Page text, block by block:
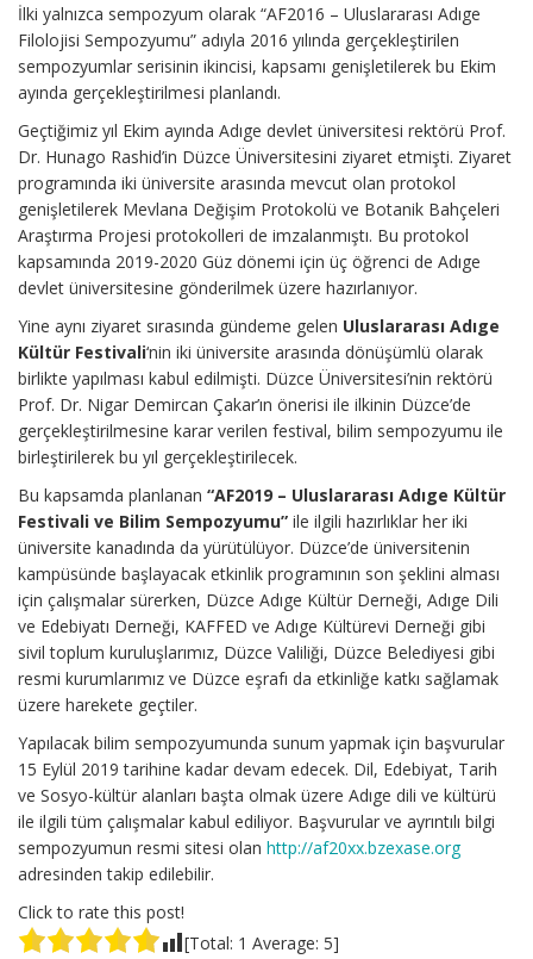
İlki yalnızca sempozyum olarak “AF2016 – Uluslararası Adıge
Filolojisi Sempozyumu” adıyla 2016 yılında gerçekleştirilen
sempozyumlar serisinin ikincisi, kapsamı genişletilerek bu Ekim
ayında gerçekleştirilmesi planlandı.
Geçtiğimiz yıl Ekim ayında Adıge devlet üniversitesi rektörü Prof.
Dr. Hunago Rashid’in Düzce Üniversitesini ziyaret etmişti. Ziyaret
programında iki üniversite arasında mevcut olan protokol
genişletilerek Mevlana Değişim Protokolü ve Botanik Bahçeleri
Araştırma Projesi protokolleri de imzalanmıştı. Bu protokol
kapsamında 2019-2020 Güz dönemi için üç öğrenci de Adıge
devlet üniversitesine gönderilmek üzere hazırlanıyor.
Yine aynı ziyaret sırasında gündeme gelen Uluslararası Adıge
Kültür Festivali‘nin iki üniversite arasında dönüşümlü olarak
birlikte yapılması kabul edilmişti. Düzce Üniversitesi’nin rektörü
Prof. Dr. Nigar Demircan Çakar’ın önerisi ile ilkinin Düzce’de
gerçekleştirilmesine karar verilen festival, bilim sempozyumu ile
birleştirilerek bu yıl gerçekleştirilecek.
Bu kapsamda planlanan “AF2019 – Uluslararası Adıge Kültür
Festivali ve Bilim Sempozyumu” ile ilgili hazırlıklar her iki
üniversite kanadında da yürütülüyor. Düzce’de üniversitenin
kampüsünde başlayacak etkinlik programının son şeklini alması
için çalışmalar sürerken, Düzce Adıge Kültür Derneği, Adıge Dili
ve Edebiyatı Derneği, KAFFED ve Adıge Kültürevi Derneği gibi
sivil toplum kuruluşlarımız, Düzce Valiliği, Düzce Belediyesi gibi
resmi kurumlarımız ve Düzce eşrafı da etkinliğe katkı sağlamak
üzere harekete geçtiler.
Yapılacak bilim sempozyumunda sunum yapmak için başvurular
15 Eylül 2019 tarihine kadar devam edecek. Dil, Edebiyat, Tarih
ve Sosyo-kültür alanları başta olmak üzere Adıge dili ve kültürü
ile ilgili tüm çalışmalar kabul ediliyor. Başvurular ve ayrıntılı bilgi
sempozyumun resmi sitesi olan http://af20xx.bzexase.org
adresinden takip edilebilir.
Click to rate this post!
[Total: 1 Average: 5]